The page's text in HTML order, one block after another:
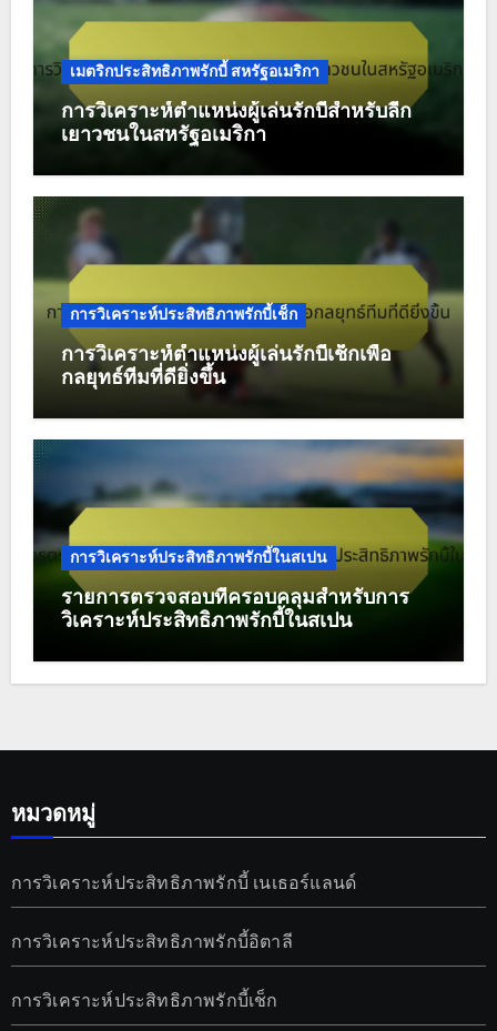
เมตริกประสิทธิภาพรักบี้ สหรัฐอเมริกา
การวิเคราะห์ตำแหน่งผู้เล่นรักบี้สำหรับลีก
เยาวชนในสหรัฐอเมริกา
การวิเคราะห์ประสิทธิภาพรักบี้เช็ก
การวิเคราะห์ตำแหน่งผู้เล่นรักบี้เช็กเพื่อ
กลยุทธ์ทีมที่ดียิ่งขึ้น
การวิเคราะห์ประสิทธิภาพรักบี้ในสเปน
รายการตรวจสอบที่ครอบคลุมสำหรับการ
วิเคราะห์ประสิทธิภาพรักบี้ในสเปน
หมวดหมู่
การวิเคราะห์ประสิทธิภาพรักบี้ เนเธอร์แลนด์
การวิเคราะห์ประสิทธิภาพรักบี้อิตาลี
การวิเคราะห์ประสิทธิภาพรักบี้เช็ก